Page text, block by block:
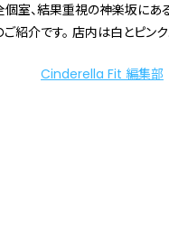
室、結果重視の神楽坂にあ
は白とピンクと
っております。 広いパウ
Cinderella Fit 編集部